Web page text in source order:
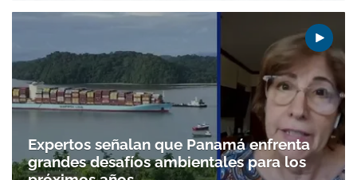
Expertos señalan que Panamá enfrenta
grandes desafíos ambientales para los